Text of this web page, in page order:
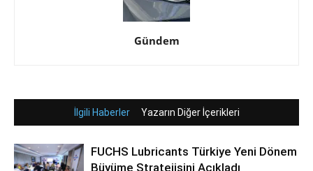
Gündem
İlgili Haberler Yazarın Diğer İçerikleri
FUCHS Lubricants Türkiye Yeni Dönem
Büyüme Stratejisini Açıkladı